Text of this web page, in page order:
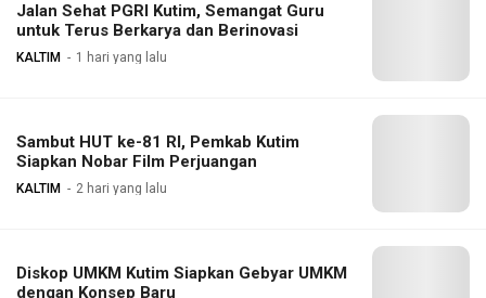
Jalan Sehat PGRI Kutim, Semangat Guru
untuk Terus Berkarya dan Berinovasi
KALTIM 1 hari yang lalu
Sambut HUT ke-81 RI, Pemkab Kutim
Siapkan Nobar Film Perjuangan
KALTIM 2 hari yang lalu
Diskop UMKM Kutim Siapkan Gebyar UMKM
dengan Konsep Baru